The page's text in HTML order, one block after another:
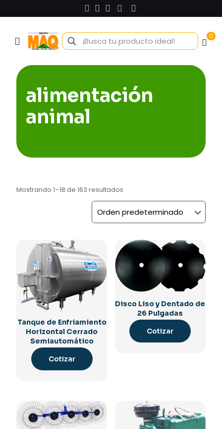
0
alimentación
animal
Mostrando 1–18 de 163 resultados
Tanque de Enfriamiento
Horizontal Cerrado
Semiautomático
Cotizar
Disco Liso y Dentado de
26 Pulgadas
Cotizar